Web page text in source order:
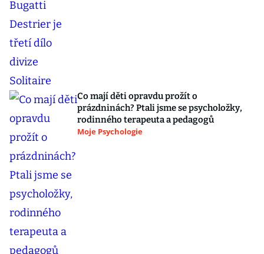
Co mají děti opravdu prožít o
prázdninách? Ptali jsme se psycholožky,
rodinného terapeuta a pedagogů
Moje Psychologie